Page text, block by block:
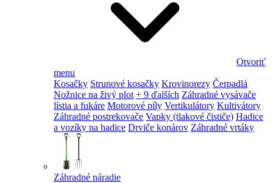
Otvoriť
menu
Kosačky Strunové kosačky Krovinorezy Čerpadlá
Nožnice na živý plot + 9 ďalších Záhradné vysávače
lístia a fukáre Motorové píly Vertikulátory Kultivátory
Záhradné postrekovače Vapky (tlakové čističe) Hadice
a vozíky na hadice Drviče konárov Záhradné vrtáky
Záhradné náradie